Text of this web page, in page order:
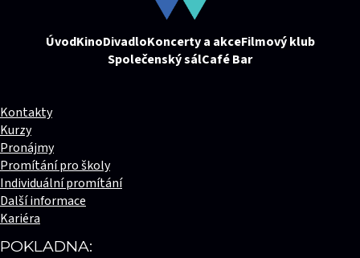
ÚvodKinoDivadloKoncerty a akceFilmový klub
Společenský sálCafé Bar
Kontakty
Kurzy
Pronájmy
Promítání pro školy
Individuální promítání
Další informace
Kariéra
POKLADNA: